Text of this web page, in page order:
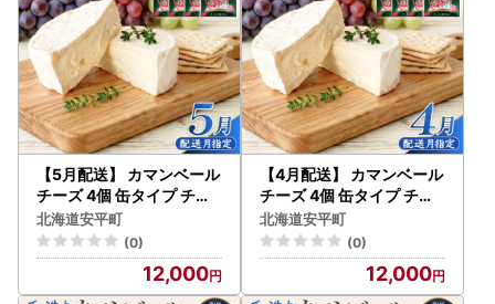
【5月配送】 カマンベール
チーズ 4個 缶タイプ チー
ズ工房角谷 KAKUYA カマ
ンベール 配送月指定
北海道安平町
(0)
12,000
【4月配送】 カマンベール
チーズ 4個 缶タイプ チー
ズ工房角谷 KAKUYA カマ
ンベール 配送月指定
北海道安平町
(0)
12,000